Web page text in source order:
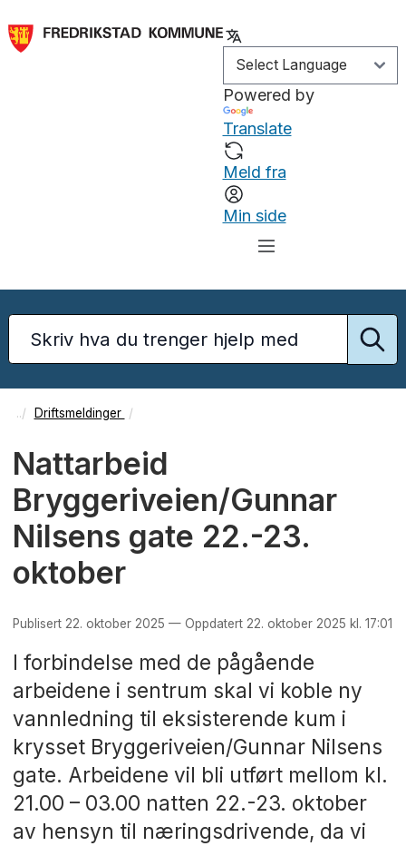
Powered by
Translate
Meld fra
Min side
Driftsmeldinger
Nattarbeid
Bryggeriveien/Gunnar
Nilsens gate 22.-23.
oktober
Publisert 22. oktober 2025 — Oppdatert 22. oktober 2025 kl. 17:01
I forbindelse med de pågående
arbeidene i sentrum skal vi koble ny
vannledning til eksisterende kum i
krysset Bryggeriveien/Gunnar Nilsens
gate. Arbeidene vil bli utført mellom kl.
21.00 – 03.00 natten 22.-23. oktober
av hensyn til næringsdrivende, da vi